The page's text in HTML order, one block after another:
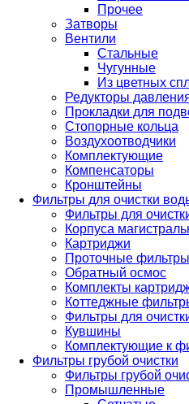
Прочее
Затворы
Вентили
Стальные
Чугунные
Из цветных
Редукторы
Прокладки для
Стопорные кольца
Воздухоотводчики
Комплектующие
Компенсаторы
Кронштейны
Фильтры для очистки
Фильтры для
Корпуса
Картриджи
Проточные
Обратный осмос
Комплекты
Коттеджные
Фильтры для
Кувшины
Комплектующие к
Фильтры грубой очистки
Фильтры грубой
Промышленные